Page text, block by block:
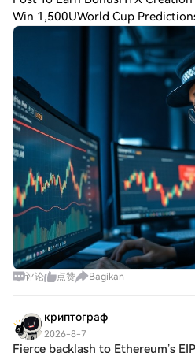
kredibilitas dan keberhasilan
proyek, namun transparansi
pendukung finansial XRP 2.0 belum
ditetapkan. Bagaimana Cara Kerja
2.0? XRP 2.0 menonjol dengan
menerapkan kombinasi teknologi
blockchain dan algoritma enkripsi
yang memastikan transaksi yang
dan terdesentralisasi. Struktur
mencakup fitur unik yang
meningkatkan keterlibatan
memperluas fungsi di luar transaksi
cryptocurrency konvensional. Di
fitur-fitur ini, XRP 2.0
kemampuan yang ditenagai oleh AI,
seperti fungsi teks-ke-gambar dan
ke-suara. Penambahan ini
meningkatkan pengalaman
lebih luas di berbagai sektor. Dengan
menjembatani kemajuan teknologi
desain yang berorientasi pada
Win 1,500UWorld Cup
South Korea has witnessed an
cryptocurrency-linked money
评论 点赞 Bagikan
криптограф
2026-8-7
Fierce backlash to Ethereum’s